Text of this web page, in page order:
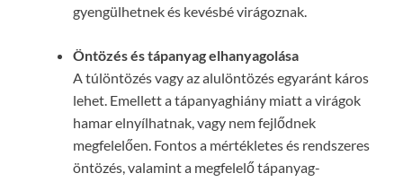
gyengülhetnek és kevésbé virágoznak.
Öntözés és tápanyag elhanyagolása
A túlöntözés vagy az alulöntözés egyaránt káros
lehet. Emellett a tápanyaghiány miatt a virágok
hamar elnyílhatnak, vagy nem fejlődnek
megfelelően. Fontos a mértékletes és rendszeres
öntözés, valamint a megfelelő tápanyag-